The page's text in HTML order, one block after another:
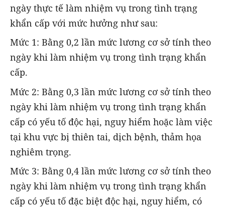
ngày thực tế làm nhiệm vụ trong tình trạng
khẩn cấp với mức hưởng như sau:
Mức 1: Bằng 0,2 lần mức lương cơ sở tính theo
ngày khi làm nhiệm vụ trong tình trạng khẩn
cấp.
Mức 2: Bằng 0,3 lần mức lương cơ sở tính theo
ngày khi làm nhiệm vụ trong tình trạng khẩn
cấp có yếu tố độc hại, nguy hiểm hoặc làm việc
tại khu vực bị thiên tai, dịch bệnh, thảm họa
nghiêm trọng.
Mức 3: Bằng 0,4 lần mức lương cơ sở tính theo
ngày khi làm nhiệm vụ trong tình trạng khẩn
cấp có yếu tố đặc biệt độc hại, nguy hiểm, có